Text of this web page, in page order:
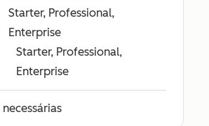
Starter, Professional,
Enterprise
Starter, Professional,
Enterprise
necessárias